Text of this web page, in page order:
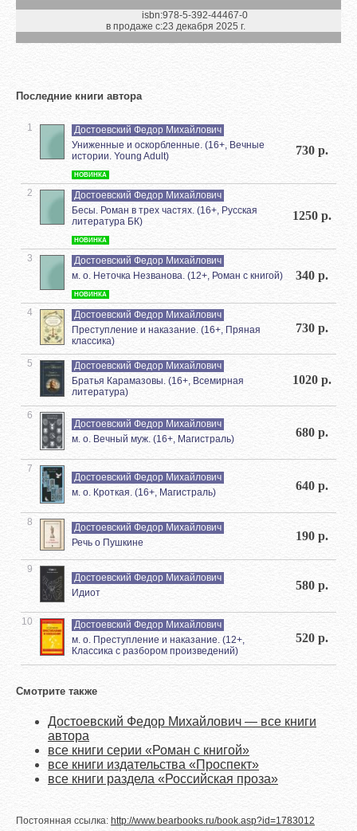
isbn:978-5-392-44467-0
в продаже с:23 декабря 2025 г.
Последние книги автора
1
Достоевский Федор Михайлович
Униженные и оскорбленные. (16+, Вечные
истории. Young Adult)
НОВИНКА
730 р.
2
Достоевский Федор Михайлович
Бесы. Роман в трех частях. (16+, Русская
литература БК)
НОВИНКА
1250 р.
3
Достоевский Федор Михайлович
м. о. Неточка Незванова. (12+, Роман с книгой)
НОВИНКА
340 р.
4
Достоевский Федор Михайлович
Преступление и наказание. (16+, Пряная
классика)
730 р.
5
Достоевский Федор Михайлович
Братья Карамазовы. (16+, Всемирная
литература)
1020 р.
6
Достоевский Федор Михайлович
м. о. Вечный муж. (16+, Магистраль)
680 р.
7
Достоевский Федор Михайлович
м. о. Кроткая. (16+, Магистраль)
640 р.
8
Достоевский Федор Михайлович
Речь о Пушкине
190 р.
9
Достоевский Федор Михайлович
Идиот
580 р.
10
Достоевский Федор Михайлович
м. о. Преступление и наказание. (12+,
Классика с разбором произведений)
520 р.
Смотрите также
Достоевский Федор Михайлович — все книги
автора
все книги серии «Роман с книгой»
все книги издательства «Проспект»
все книги раздела «Российская проза»
Постоянная ссылка: http://www.bearbooks.ru/book.asp?id=1783012